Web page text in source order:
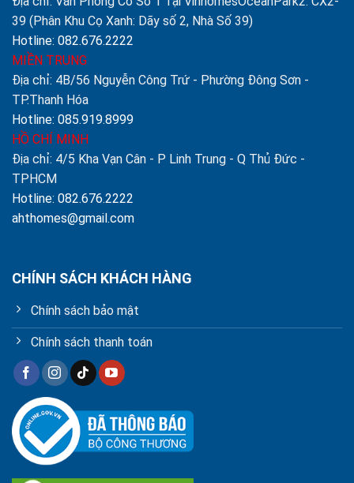
39 (Phân Khu Cọ Xanh: Dãy số 2, Nhà Số 39)
Hotline: 082.676.2222
MIỀN TRUNG
Địa chỉ: 4B/56 Nguyễn Công Trứ - Phường Đông Sơn -
TP.Thanh Hóa
Hotline: 085.919.8999
HỒ CHÍ MINH
Địa chỉ: 4/5 Kha Vạn Cân - P Linh Trung - Q Thủ Đức -
TPHCM
Hotline: 082.676.2222
ahthomes@gmail.com
CHÍNH SÁCH KHÁCH HÀNG
Chính sách bảo mật
Chính sách thanh toán